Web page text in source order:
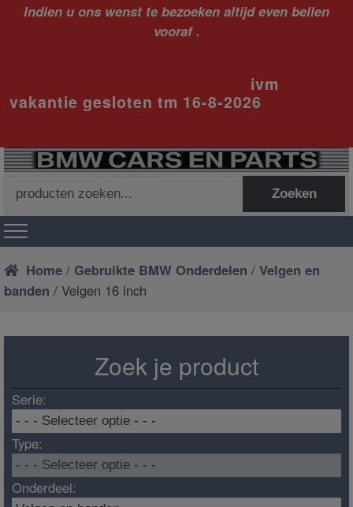
Indien u ons wenst te bezoeken altijd even bellen
vooraf .
ivm
vakantie gesloten tm 16-8-2026
naar:
Zoeken
Home / Gebruikte BMW Onderdelen /Velgen en
banden / Velgen 16 inch
Zoek je product
Serie:
Type:
Onderdeel: